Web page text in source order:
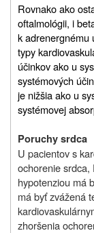
Rovnako ako
oftalmológii, i
k adrenergnému
typy
účinkov ako u
systémových
je nižšia ako u
systémovej
Poruchy srdca
U pacientov s
ochorenie
hypotenziou má
má byť zvážená
zhoršenia